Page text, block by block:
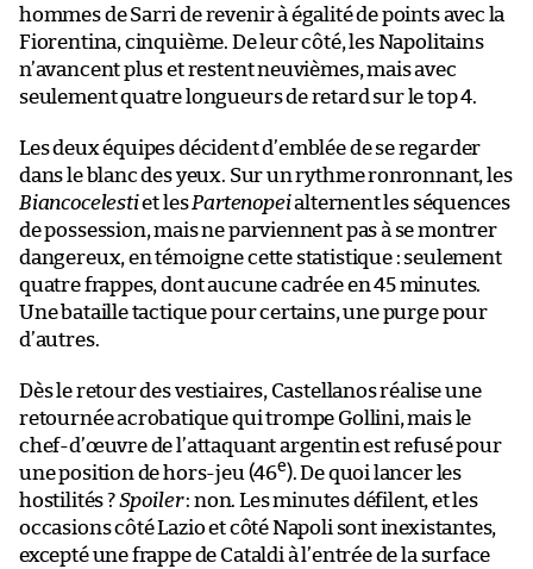
hommes de Sarri de revenir à égalité de points avec la
Fiorentina, cinquième. De leur côté, les Napolitains
n’avancent plus et restent neuvièmes, mais avec
seulement quatre longueurs de retard sur le top 4.
Les deux équipes décident d’emblée de se regarder
dans le blanc des yeux. Sur un rythme ronronnant, les
Biancocelestiet lesPartenopeialternent les séquences
de possession, mais ne parviennent pas à se montrer
dangereux, en témoigne cette statistique : seulement
quatre frappes, dont aucune cadrée en 45 minutes.
Une bataille tactique pour certains, une purge pour
d’autres.
Dès le retour des vestiaires, Castellanos réalise une
retournée acrobatique qui trompe Gollini, mais le
chef-d’œuvre de l’attaquant argentin est refusé pour
une position de hors-jeu (46e). De quoi lancer les
hostilités ?Spoiler: non. Les minutes défilent, et les
occasions côté Lazio et côté Napoli sont inexistantes,
excepté une frappe de Cataldi à l’entrée de la surface